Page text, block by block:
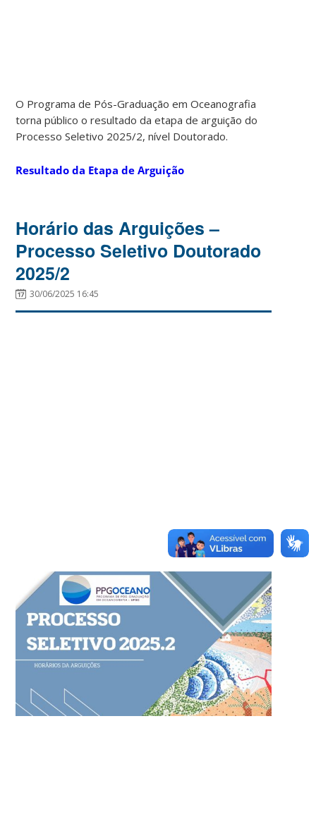
O Programa de Pós-Graduação em Oceanografia
torna público o resultado da etapa de arguição do
Processo Seletivo 2025/2, nível Doutorado.
Resultado da Etapa de Arguição
Horário das Arguições –
Processo Seletivo Doutorado
2025/2
30/06/2025 16:45